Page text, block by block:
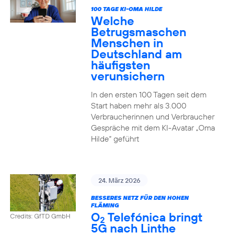
100 TAGE KI-OMA HILDE
Welche
Betrugsmaschen
Menschen in
Deutschland am
häufigsten
verunsichern
In den ersten 100 Tagen seit dem
Start haben mehr als 3.000
Verbraucherinnen und Verbraucher
Gespräche mit dem KI-Avatar „Oma
Hilde“ geführt
Credits: GfTD GmbH
24. März 2026
BESSERES NETZ FÜR DEN HOHEN
FLÄMING
O2 Telefónica bringt
5G nach Linthe